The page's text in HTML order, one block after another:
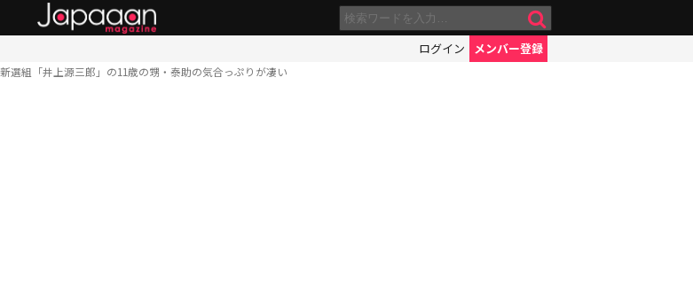
ログイン メンバー登録
選組「井上源三郎」の11歳の甥・泰助の気合っぷりが凄い